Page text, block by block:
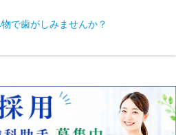
で歯がしみませんか？